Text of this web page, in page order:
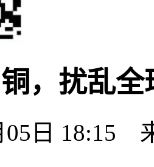
，扰乱
05日 18:15